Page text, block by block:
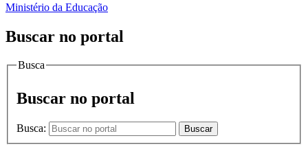
Ministério da Educação
Buscar no portal
Busca
Buscar no portal
Busca: Buscar